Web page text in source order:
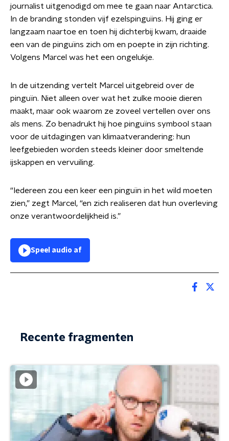
journalist uitgenodigd om mee te gaan naar Antarctica.
In de branding stonden vijf ezelspinguïns. Hij ging er
langzaam naartoe en toen hij dichterbij kwam, draaide
een van de pinguïns zich om en poepte in zijn richting.
Volgens Marcel was het een ongelukje.
In de uitzending vertelt Marcel uitgebreid over de
pinguïn. Niet alleen over wat het zulke mooie dieren
maakt, maar ook waarom ze zoveel vertellen over ons
als mens. Zo benadrukt hij hoe pinguïns symbool staan
voor de uitdagingen van klimaatverandering: hun
leefgebieden worden steeds kleiner door smeltende
ijskappen en vervuiling.
“Iedereen zou een keer een pinguïn in het wild moeten
zien,” zegt Marcel, “en zich realiseren dat hun overleving
onze verantwoordelijkheid is.”
Speel audio af
Recente fragmenten